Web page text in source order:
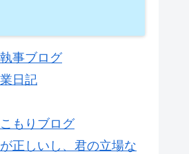
事ブログ
日記
もりブログ
正しいし、君の立場な